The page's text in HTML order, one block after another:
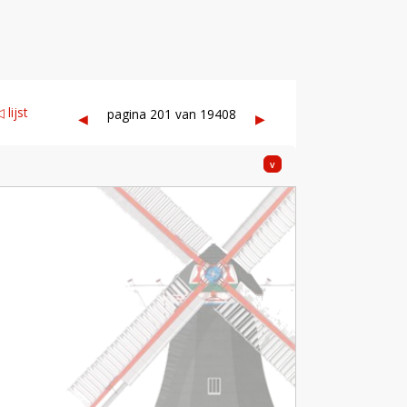
lijst ◀︎ pagina 201 van 19408 ▶︎
v